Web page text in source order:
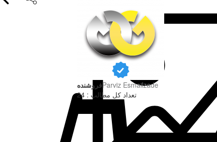
فروشندهParviz Esmailzade
تعداد کل مطالب : 24